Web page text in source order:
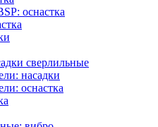
оснастка
сверлильные
насадки
оснастка